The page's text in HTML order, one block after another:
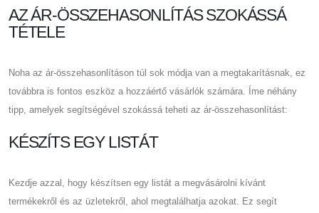
AZ ÁR-ÖSSZEHASONLÍTÁS SZOKÁSSÁ
TÉTELE
Noha az ár-összehasonlításon túl sok módja van a megtakarításnak, ez
továbbra is fontos eszköz a hozzáértő vásárlók számára. Íme néhány
tipp, amelyek segítségével szokássá teheti az ár-összehasonlítást:
KÉSZÍTS EGY LISTÁT
Kezdje azzal, hogy készítsen egy listát a megvásárolni kívánt
termékekről és az üzletekről, ahol megtalálhatja azokat. Ez segít